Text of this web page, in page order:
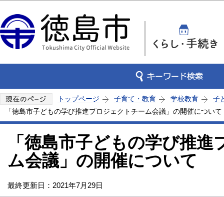
トップページ 子育て・教育 学校教育
子
「徳島市子どもの学び推進プロジェクトチーム会議」の開催について
「徳島市子どもの学び推
ム会議」の開催について
最終更新日：2021年7月29日